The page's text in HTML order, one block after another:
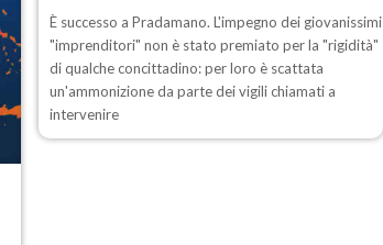
È successo a Pradamano. L'impegno dei giovanissimi
"imprenditori" non è stato premiato per la "rigidità"
di qualche concittadino: per loro è scattata
un'ammonizione da parte dei vigili chiamati a
intervenire